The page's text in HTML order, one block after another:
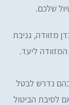
שלכם.
מזוודה, גניבת
ליעד.
נדרש לבטל
לסיבת הביטול